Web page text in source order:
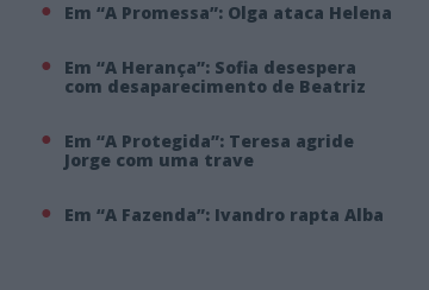
Em “A Promessa”: Olga ataca Helena
Em “A Herança”: Sofia desespera
com desaparecimento de Beatriz
Em “A Protegida”: Teresa agride
Jorge com uma trave
Em “A Fazenda”: Ivandro rapta Alba